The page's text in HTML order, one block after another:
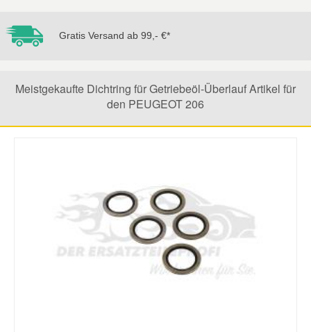
Gratis Versand ab 99,- €*
Meistgekaufte Dichtring für Getriebeöl-Überlauf Artikel für
den PEUGEOT 206
Lancia Ersatzteile
Mitsubishi Ersatzteile
Nissan Ersatzteile